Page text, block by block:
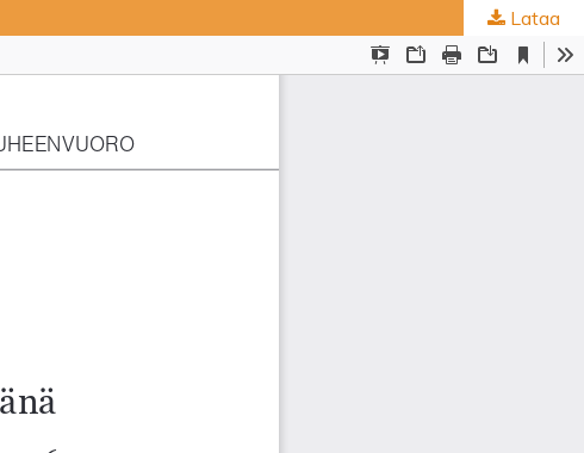
Lataa
.